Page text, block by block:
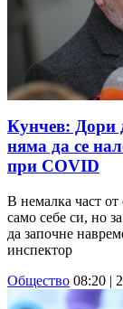
Кунчев: Дори
няма да се
при COVID
В немалка част от
само себе си, но
да започне
инспектор
Общество 08:20 |